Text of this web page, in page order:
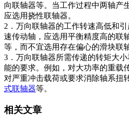
向联轴器等。当工作过程中两轴产
应选用挠性联轴器。
2．万向联轴器的工作转速高低和引
速传动轴，应选用平衡精度高的联
等，而不宜选用存在偏心的滑块联轴
3．万向联轴器所需传递的转矩大
能的要求。例如，对大功率的重载传
对严重冲击载荷或要求消除轴系扭转
式联轴器等。
相关文章